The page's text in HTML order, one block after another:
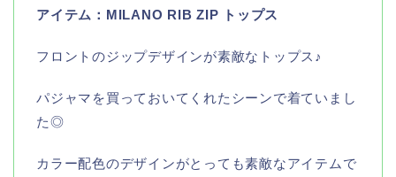
アイテム：MILANO RIB ZIP トップス
フロントのジップデザインが素敵なトップス♪
パジャマを買っておいてくれたシーンで着ていまし
た◎
カラー配色のデザインがとっても素敵なアイテムで